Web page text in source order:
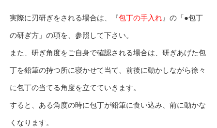
実際に刃研ぎをされる場合は、『包丁の手入れ』の「●包丁
の研ぎ方」の項を、参照して下さい。
また、研ぎ角度をご自身で確認される場合は、研ぎあげた包
丁を鉛筆の持つ所に寝かせて当て、前後に動かしながら徐々
に包丁の当てる角度を立てていきます。
すると、ある角度の時に包丁が鉛筆に食い込み、前に動かな
くなります。